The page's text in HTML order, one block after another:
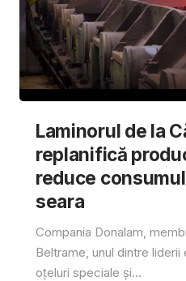
Laminorul de la
replanifică
reduce
seara
Compania Donalam,
Beltrame, unul dintre
oțeluri speciale și...